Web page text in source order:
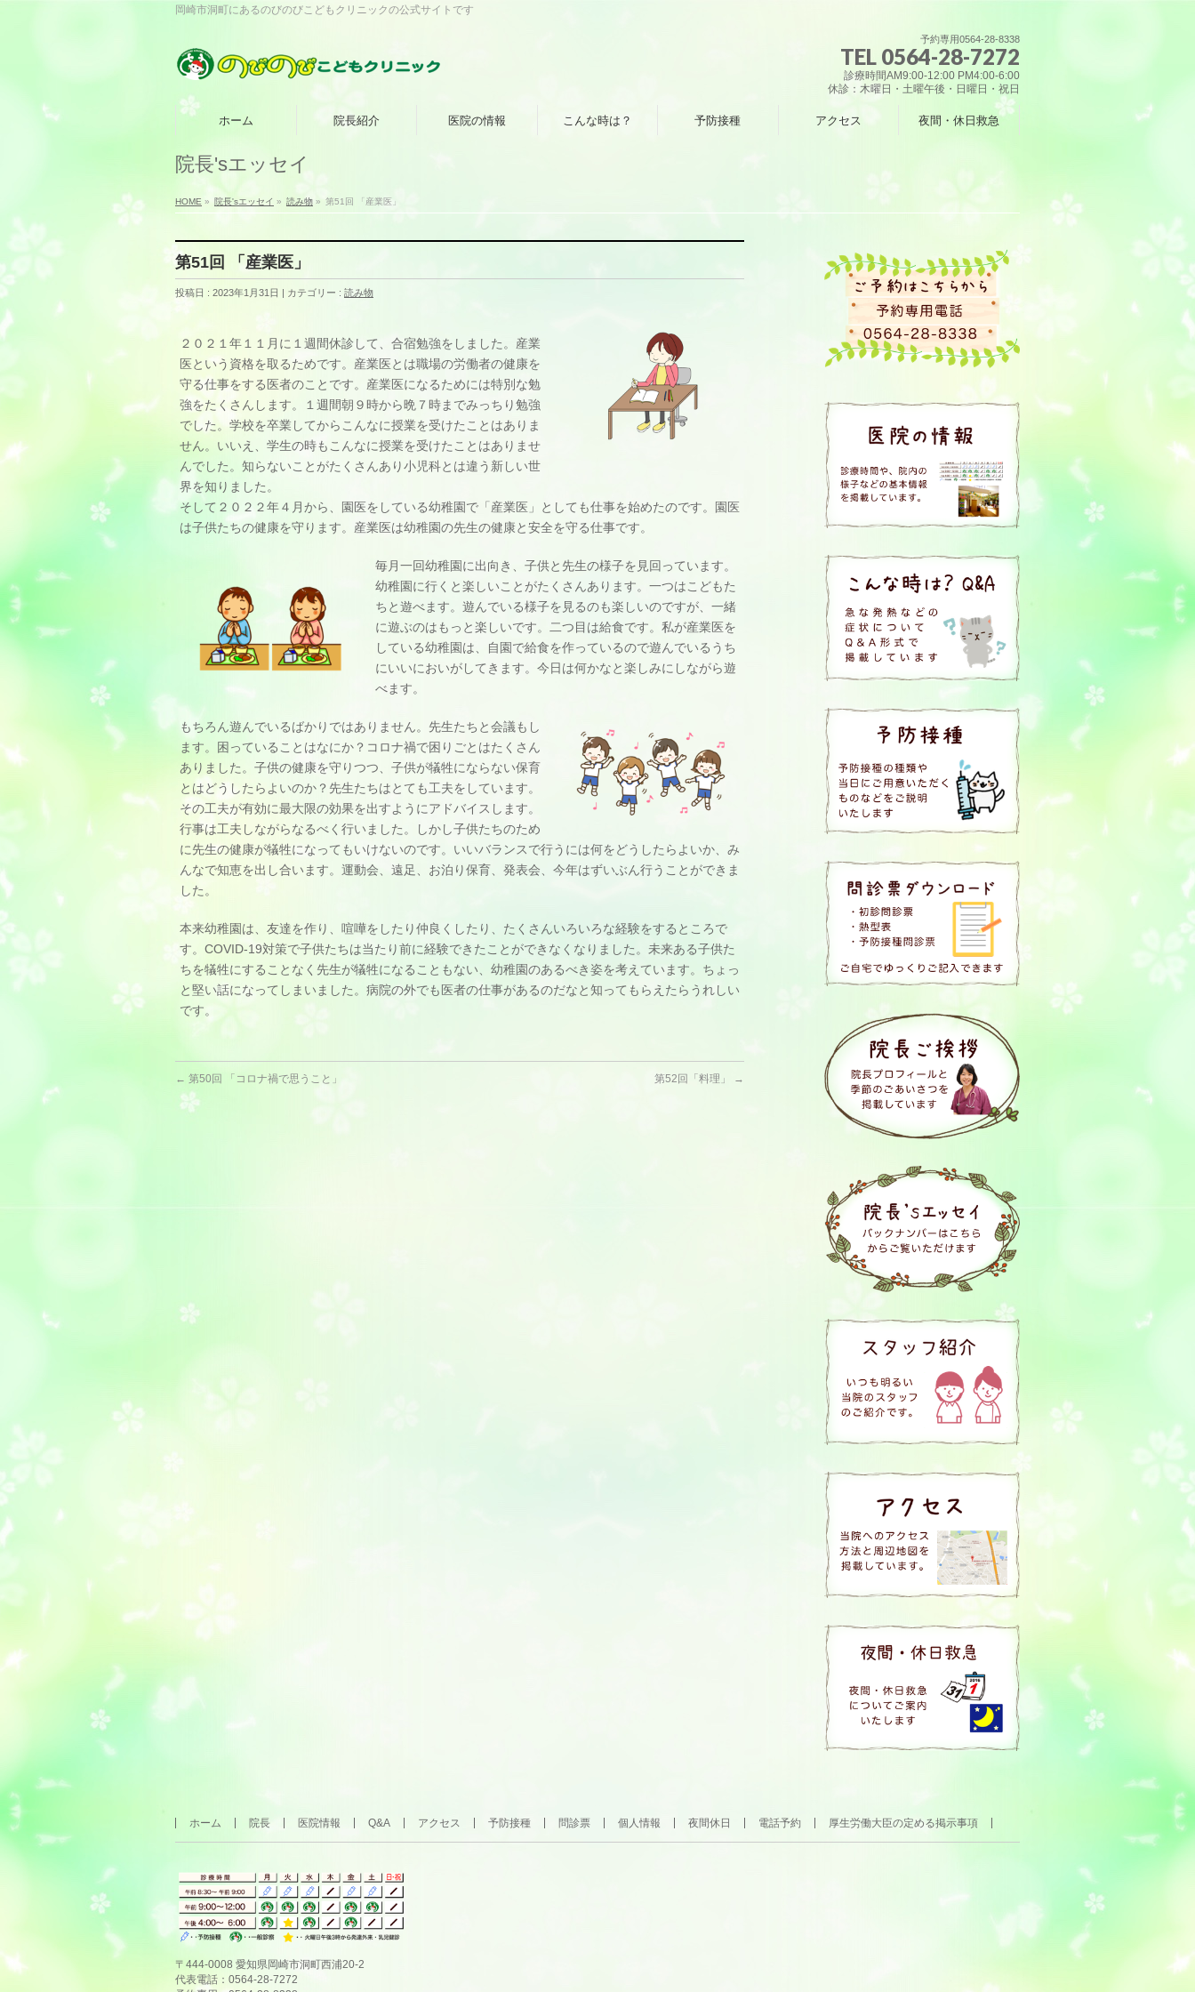
岡崎市洞町にあるのびのびこどもクリニックの公式サイトです
予約専用0564-28-8338
TEL 0564-28-7272
診療時間AM9:00-12:00 PM4:00-6:00
休診：木曜日・土曜午後・日曜日・祝日
ホーム 院長紹介 医院の情報 こんな時は？ 予防接種 アクセス 夜間・休日救急
院長'sエッセイ
HOME » 院長'sエッセイ » 読み物 » 第51回 「産業医」
第51回 「産業医」
投稿日 : 2023年1月31日 カテゴリー : 読み物
２０２１年１１月に１週間休診して、合宿勉強をしました。産業
医という資格を取るためです。産業医とは職場の労働者の健康を
守る仕事をする医者のことです。産業医になるためには特別な勉
強をたくさんします。１週間朝９時から晩７時までみっちり勉強
でした。学校を卒業してからこんなに授業を受けたことはありま
せん。いいえ、学生の時もこんなに授業を受けたことはありませ
んでした。知らないことがたくさんあり小児科とは違う新しい世
界を知りました。
そして２０２２年４月から、園医をしている幼稚園で「産業医」としても仕事を始めたのです。園医
は子供たちの健康を守ります。産業医は幼稚園の先生の健康と安全を守る仕事です。
毎月一回幼稚園に出向き、子供と先生の様子を見回っています。
幼稚園に行くと楽しいことがたくさんあります。一つはこどもた
ちと遊べます。遊んでいる様子を見るのも楽しいのですが、一緒
に遊ぶのはもっと楽しいです。二つ目は給食です。私が産業医を
している幼稚園は、自園で給食を作っているので遊んでいるうち
にいいにおいがしてきます。今日は何かなと楽しみにしながら遊
べます。
もちろん遊んでいるばかりではありません。先生たちと会議もし
ます。困っていることはなにか？コロナ禍で困りごとはたくさん
ありました。子供の健康を守りつつ、子供が犠牲にならない保育
とはどうしたらよいのか？先生たちはとても工夫をしています。
その工夫が有効に最大限の効果を出すようにアドバイスします。
行事は工夫しながらなるべく行いました。しかし子供たちのため
に先生の健康が犠牲になってもいけないのです。いいバランスで行うには何をどうしたらよいか、み
んなで知恵を出し合います。運動会、遠足、お泊り保育、発表会、今年はずいぶん行うことができま
した。
本来幼稚園は、友達を作り、喧嘩をしたり仲良くしたり、たくさんいろいろな経験をするところで
す。COVID-19対策で子供たちは当たり前に経験できたことができなくなりました。未来ある子供た
ちを犠牲にすることなく先生が犠牲になることもない、幼稚園のあるべき姿を考えています。ちょっ
と堅い話になってしまいました。病院の外でも医者の仕事があるのだなと知ってもらえたらうれしい
です。
← 第50回 「コロナ禍で思うこと」 第52回「料理」 →
ホーム 院長 医院情報 Q&A アクセス 予防接種 問診票 個人情報 夜間休日 電話予約 厚生労働大臣の定める掲示事項
〒444-0008 愛知県岡崎市洞町西浦20-2
代表電話：0564-28-7272